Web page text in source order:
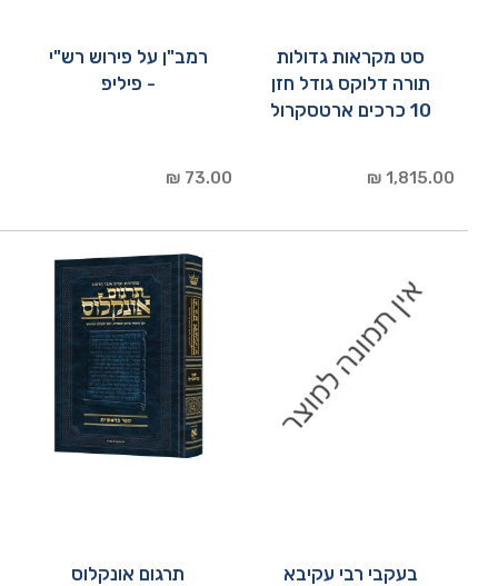
רמב"ן על פירוש רש"י
- פיליפ
73.00 ₪
סט מקראות גדולות
תורה דלוקס גודל חזן
10 כרכים ארטסקרול
1,815.00 ₪
תרגום אונקלוס
בעקבי רבי עקיבא